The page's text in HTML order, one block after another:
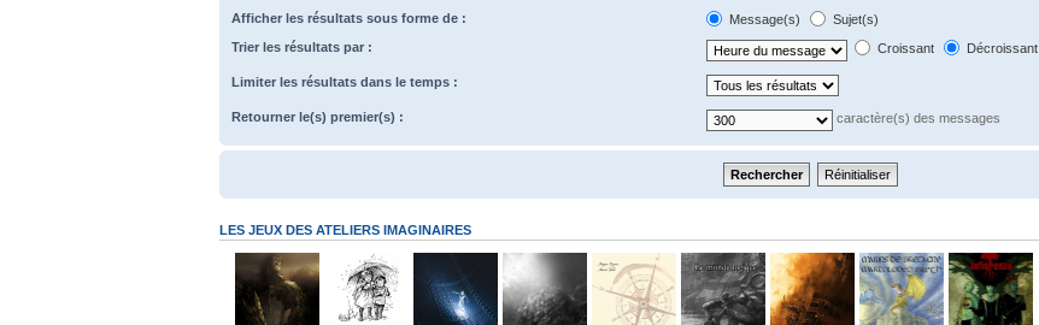
Afficher les résultats sous forme de : Message(s)
Sujet(s)
Trier les résultats par :
Croissant Décroissant
Limiter les résultats dans le temps :
Retourner le(s) premier(s) : caractère(s) des messages
LES JEUX DES ATELIERS IMAGINAIRES